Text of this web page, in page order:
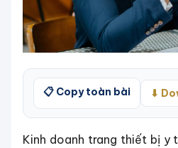
📋 Copy toàn bài ⬇
Kinh doanh trang thiết bị y